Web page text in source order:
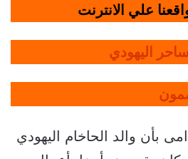
علي الانترنت
اليهودي
بأن والد الحاخام اليهودي